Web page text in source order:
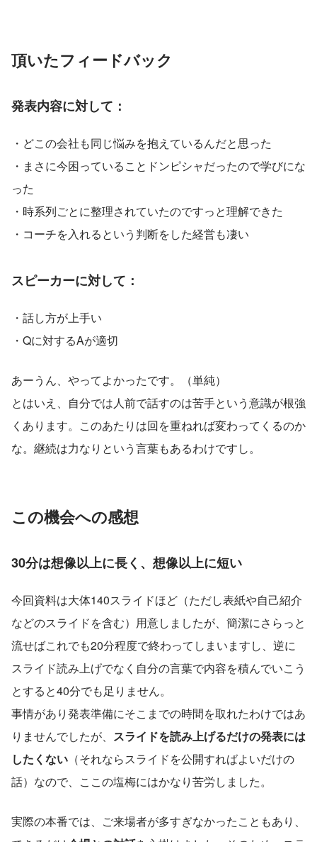
頂いたフィードバック
発表内容に対して：
・どこの会社も同じ悩みを抱えているんだと思った
・まさに今困っていることドンピシャだったので学びにな
った
・時系列ごとに整理されていたのですっと理解できた
・コーチを入れるという判断をした経営も凄い
スピーカーに対して：
・話し方が上手い
・Qに対するAが適切
あーうん、やってよかったです。（単純）
とはいえ、自分では人前で話すのは苦手という意識が根強
くあります。このあたりは回を重ねれば変わってくるのか
な。継続は力なりという言葉もあるわけですし。
この機会への感想
30分は想像以上に長く、想像以上に短い
今回資料は大体140スライドほど（ただし表紙や自己紹介
などのスライドを含む）用意しましたが、簡潔にさらっと
流せばこれでも20分程度で終わってしまいますし、逆に
スライド読み上げでなく自分の言葉で内容を積んでいこう
とすると40分でも足りません。
事情があり発表準備にそこまでの時間を取れたわけではあ
りませんでしたが、 スライドを読み上げるだけの発表には
したくない （それならスライドを公開すればよいだけの
話）なので、ここの塩梅にはかなり苦労しました。
実際の本番では、ご来場者が多すぎなかったこともあり、